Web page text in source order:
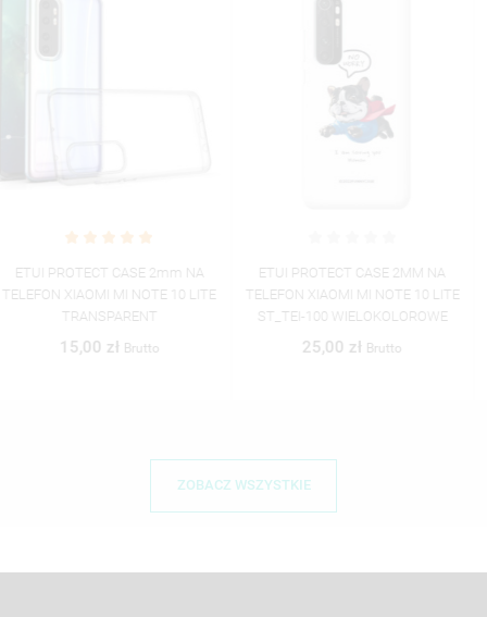
ETUI PROTECT CASE 2MM NA
TELEFON XIAOMI MI NOTE 10 LITE
ST_TEI-100 WIELOKOLOROWE
25,00 zł Brutto
ETUI PROTECT CASE 2MM NA
TELEFON XIAOMI MI NOTE 10
LITEST_TEI-101 WIELOKOLOROWE
25,00 zł Brutto
ZOBACZ WSZYSTKIE